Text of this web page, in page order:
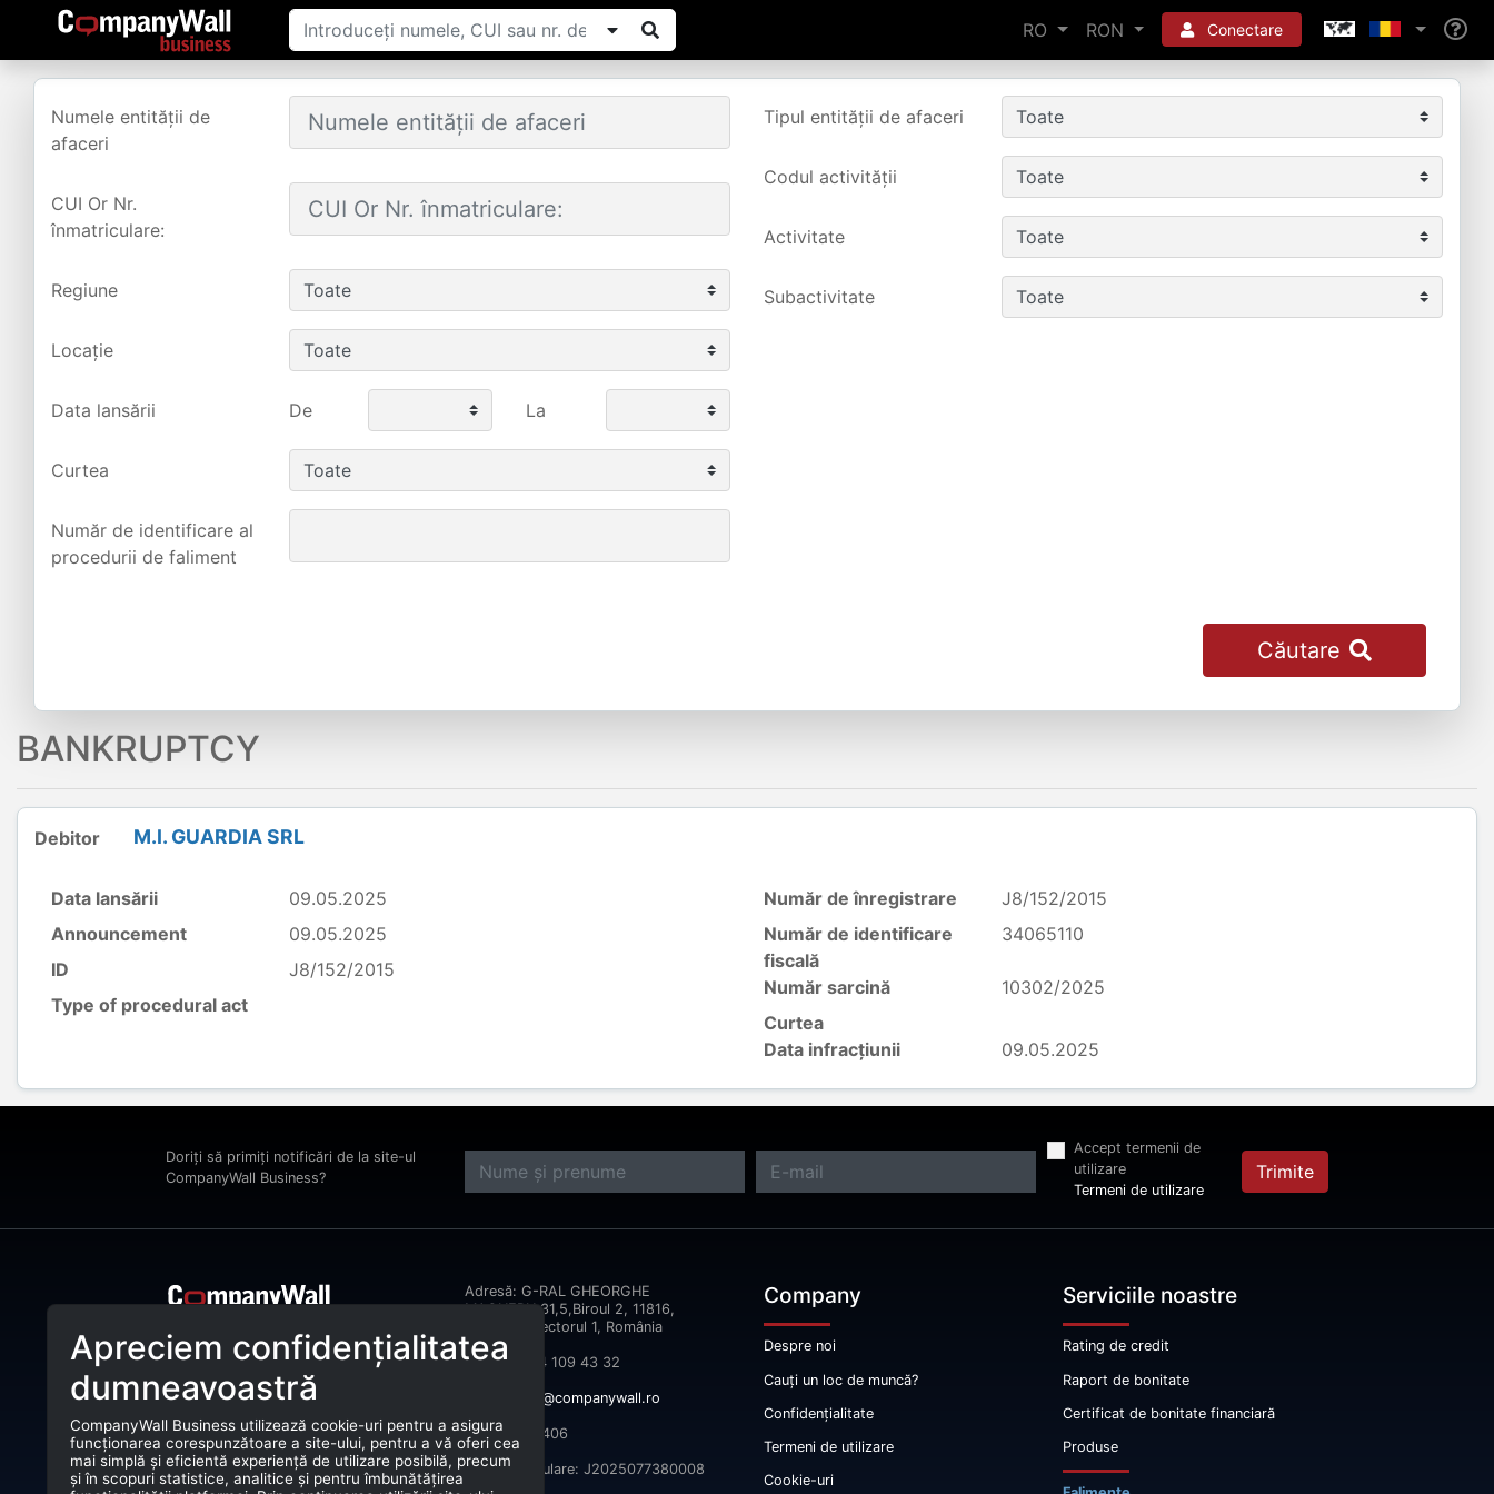
RO RON Conectare
Numele entității de
afaceri
CUI Or Nr.
înmatriculare:
Regiune
Locație
Tipul entității de afaceri
Codul activității
Activitate
Subactivitate
Data lansării De La
Curtea
Număr de identificare al
procedurii de faliment
Căutare
BANKRUPTCY
Debitor M.I. GUARDIA SRL
Data lansării
09.05.2025
Announcement
09.05.2025
ID
J8/152/2015
Type of procedural act
Număr de înregistrare
J8/152/2015
Număr de identificare
fiscală
34065110
Număr sarcină
10302/2025
Curtea
Data infracțiunii
09.05.2025
Doriți să primiți notificări de la site-ul
CompanyWall Business?
Accept termenii de
utilizare
Termeni de utilizare
Trimite
CompanyWall Business ajută entitățile
de afaceri încă din anul 2025 să își
îmbunătățească activitatea prin
identificarea și conectarea cu clienții
potriviți.
CompanyWall Business © 2026
Adresă: G-RAL GHEORGHE
MAGHERU,31,5,Biroul 2, 11816,
Bucureşti Sectorul 1, România
Telefon: 074 109 43 32
info@companywall.ro
CUI: 52665406
Nr. înmatriculare: J2025077380008
Company
Despre noi
Cauți un loc de muncă?
Confidențialitate
Termeni de utilizare
Cookie-uri
Serviciile noastre
Rating de credit
Raport de bonitate
Certificat de bonitate financiară
Produse
Apreciem confidențialitatea
dumneavoastră
CompanyWall Business utilizează cookie-uri pentru a asigura
funcționarea corespunzătoare a site-ului, pentru a vă oferi cea
mai simplă și eficientă experiență de utilizare posibilă, precum
și în scopuri statistice, analitice și pentru îmbunătățirea